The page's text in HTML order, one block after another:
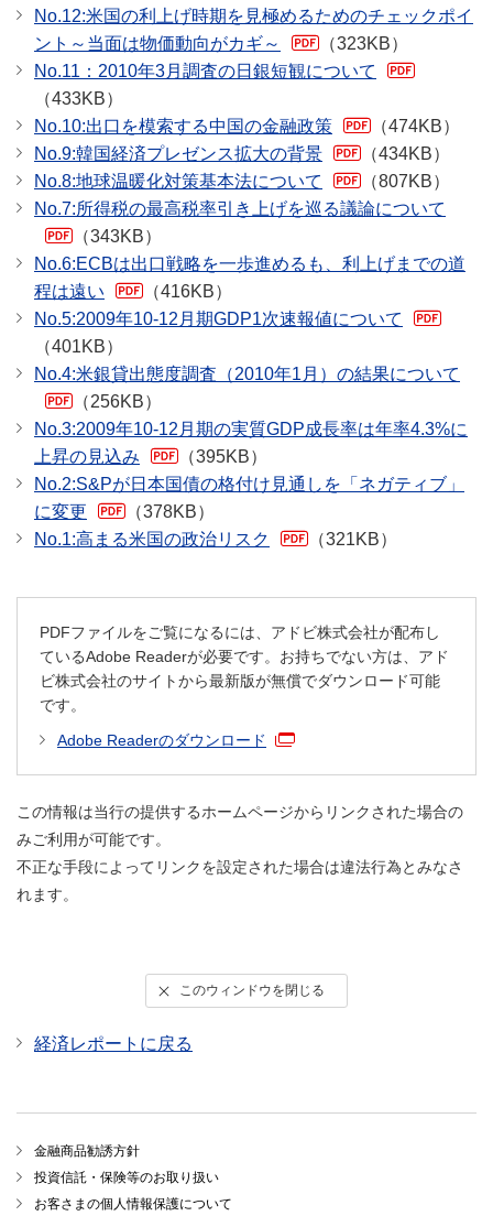
No.12:米国の利上げ時期を見極めるためのチェックポイ
ント～当面は物価動向がカギ～
（323KB）
No.11：2010年3月調査の日銀短観について
（433KB）
No.10:出口を模索する中国の金融政策
（474KB）
No.9:韓国経済プレゼンス拡大の背景
（434KB）
No.8:地球温暖化対策基本法について
（807KB）
No.7:所得税の最高税率引き上げを巡る議論について
（343KB）
No.6:ECBは出口戦略を一歩進めるも、利上げまでの道
程は遠い
（416KB）
No.5:2009年10-12月期GDP1次速報値について
（401KB）
No.4:米銀貸出態度調査（2010年1月）の結果について
（256KB）
No.3:2009年10-12月期の実質GDP成長率は年率4.3%に
上昇の見込み
（395KB）
No.2:S&Pが日本国債の格付け見通しを「ネガティブ」
に変更
（378KB）
No.1:高まる米国の政治リスク
（321KB）
PDFファイルをご覧になるには、アドビ株式会社が配布し
ているAdobe Readerが必要です。お持ちでない方は、アド
ビ株式会社のサイトから最新版が無償でダウンロード可能
です。
Adobe Readerのダウンロード
この情報は当行の提供するホームページからリンクされた場合の
みご利用が可能です。
不正な手段によってリンクを設定された場合は違法行為とみなさ
れます。
このウィンドウを閉じる
経済レポートに戻る
金融商品勧誘方針
投資信託・保険等のお取り扱い
お客さまの個人情報保護について